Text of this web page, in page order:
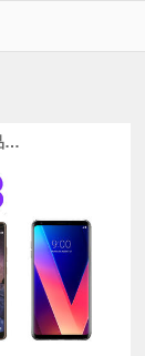
这些激动人心的数码产品，MWC 2018重点产品汇总【feat. 三星/索尼/LG/vivo/诺记】